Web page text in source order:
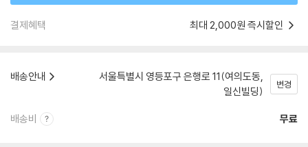
결제혜택 최대 2,000원 즉시할인
배송안내
서울특별시 영등포구 은행로 11(여의도동,
일신빌딩)
변경
배송비 무료